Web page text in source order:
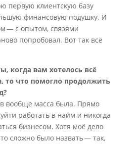
первую клиентскую базу
финансовую подушку. И
— с опытом, связями
попробовал. Вот так всё
когда вам хотелось всё
то что помогло продолжить
вообще масса была. Прямо
уйти работать в найм и никогда
бизнесом. Хотя моё дело
сложно было назвать — так,